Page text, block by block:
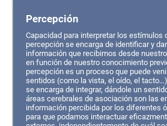
Percepción
Capacidad para interpretar los estímulos
percepción se encarga de identificar y
información que recibimos desde
en función de nuestro conocimiento
percepción es un proceso que puede
sentidos (como la vista, el oído, el
se encarga de integrar, dándole un
áreas cerebrales de asociación son las
información percibida por los diferentes
para que podamos interactuar